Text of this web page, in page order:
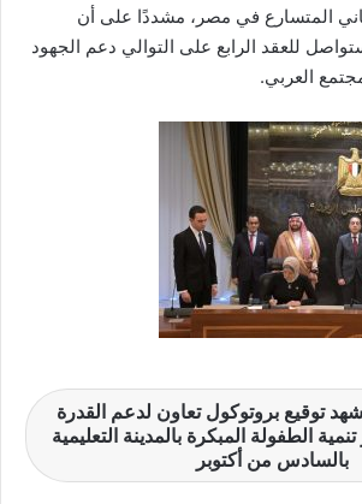
المتسارع في مصر، مشددًا على أن
للعقد الرابع على التوالي دعم الجهود
العربي.
توقيع بروتوكول تعاون لدعم القدرة
الطفولة المبكرة بالمدينة التعليمية
بالسادس من أكتوبر